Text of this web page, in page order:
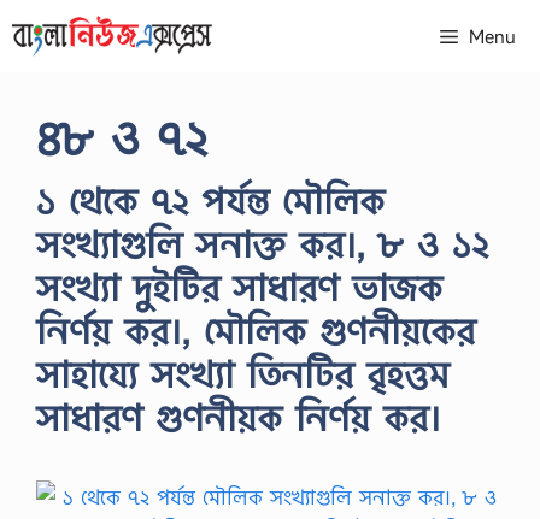
to
Menu
৪৮ ও ৭২
১ থেকে ৭২ পর্যন্ত মৌলিক
সংখ্যাগুলি সনাক্ত কর।, ৮ ও ১২
সংখ্যা দুইটির সাধারণ ভাজক
নির্ণয় কর।, মৌলিক গুণনীয়কের
সাহায্যে সংখ্যা তিনটির বৃহত্তম
সাধারণ গুণনীয়ক নির্ণয় কর।